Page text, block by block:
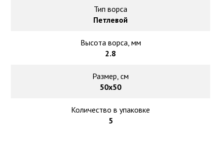
Тип ворса
Петлевой
Высота ворса, мм
2.8
Размер, см
50х50
Количество в упаковке
5